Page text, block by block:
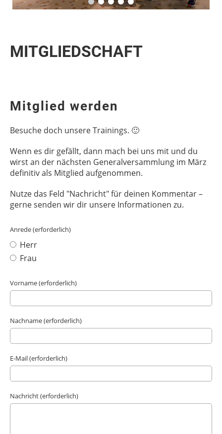
MITGLIEDSCHAFT
Mitglied werden
Besuche doch unsere Trainings. 🙂
Wenn es dir gefällt, dann mach bei uns mit und du
wirst an der nächsten Generalversammlung im März
definitiv als Mitglied aufgenommen.
Nutze das Feld "Nachricht" für deinen Kommentar –
gerne senden wir dir unsere Informationen zu.
Anrede (erforderlich)
Herr
Frau
Vorname (erforderlich)
Nachname (erforderlich)
E-Mail (erforderlich)
Nachricht (erforderlich)